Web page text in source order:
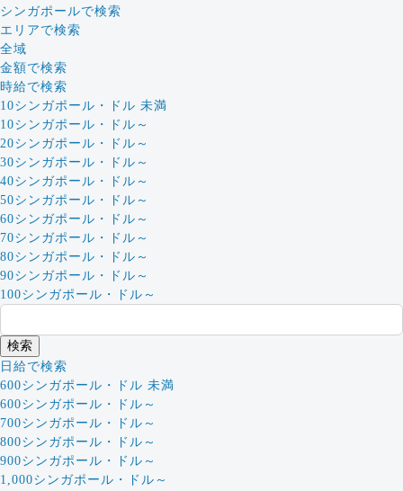
シンガポールで検索
エリアで検索
全域
金額で検索
時給で検索
10シンガポール・ドル 未満
10シンガポール・ドル～
20シンガポール・ドル～
30シンガポール・ドル～
40シンガポール・ドル～
50シンガポール・ドル～
60シンガポール・ドル～
70シンガポール・ドル～
80シンガポール・ドル～
90シンガポール・ドル～
100シンガポール・ドル～
日給で検索
600シンガポール・ドル 未満
600シンガポール・ドル～
700シンガポール・ドル～
800シンガポール・ドル～
900シンガポール・ドル～
1,000シンガポール・ドル～